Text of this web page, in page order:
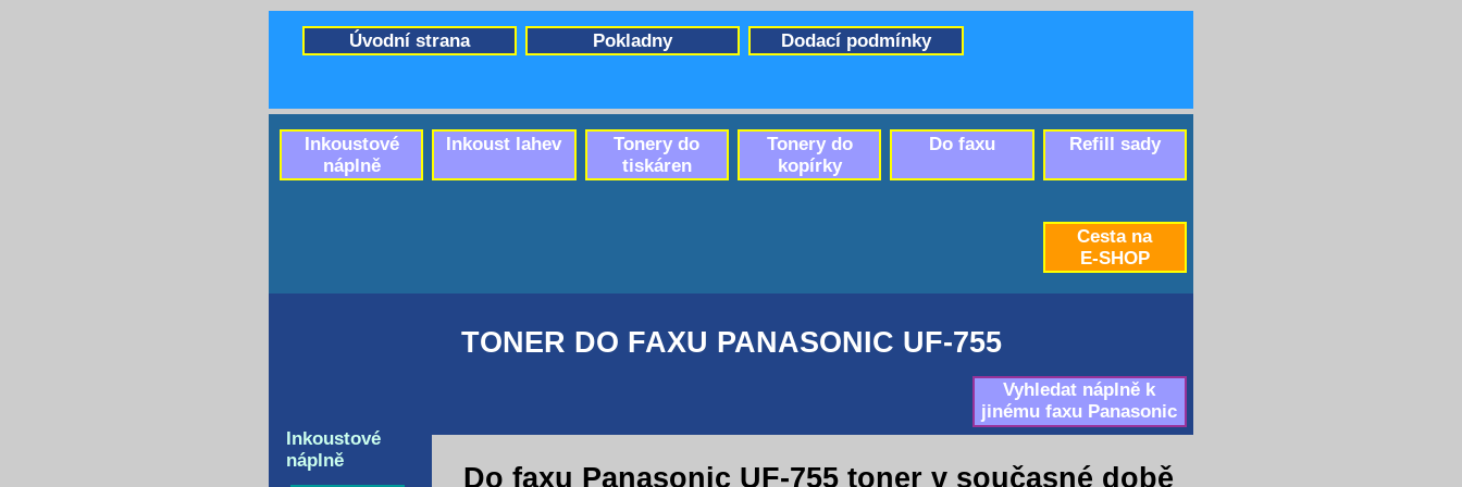
TONER DO FAXU PANASONIC UF-755
Vyhledat náplně k
jinému faxu Panasonic
Do faxu Panasonic UF-755 toner v současné době
Inkoustové
náplně
Dodací podmínky
Pokladny
Úvodní strana
Refill sady
Do faxu
Tonery do
kopírky
Tonery do
tiskáren
Inkoust lahev
Inkoustové
náplně
Cesta na
E-SHOP